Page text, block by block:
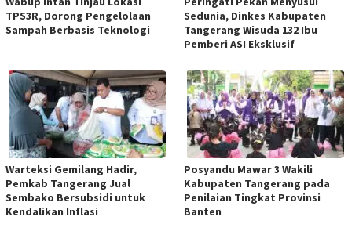
TPS3R, Dorong Pengelolaan
Sampah Berbasis Teknologi
Sedunia, Dinkes Kabupaten
Tangerang Wisuda 132 Ibu
Pemberi ASI Eksklusif
Warteksi Gemilang Hadir,
Pemkab Tangerang Jual
Sembako Bersubsidi untuk
Kendalikan Inflasi
Posyandu Mawar 3 Wakili
Kabupaten Tangerang pada
Penilaian Tingkat Provinsi
Banten